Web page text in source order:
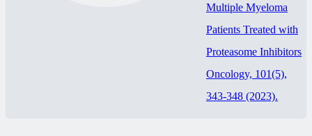
Multiple Myeloma
Patients Treated with
Proteasome Inhibitors
Oncology, 101(5),
343-348 (2023).